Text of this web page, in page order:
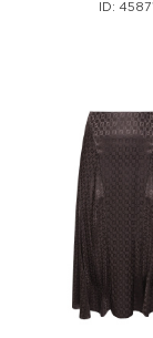
ID: 45871